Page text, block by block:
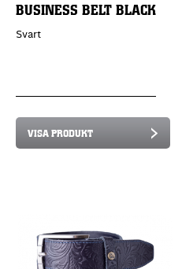
BUSINESS BELT BLACK
Svart
VISA PRODUKT